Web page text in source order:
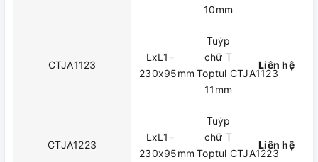
10mm
CTJA1123
LxL1=
230x95mm
Tuýp
chữ T
Toptul CTJA1123
11mm
Liên hệ
CTJA1223
LxL1=
230x95mm
Tuýp
chữ T
Toptul CTJA1223
Liên hệ